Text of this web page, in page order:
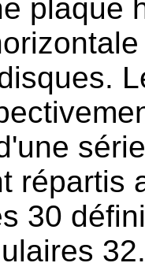
plaque
répartis
30
32.